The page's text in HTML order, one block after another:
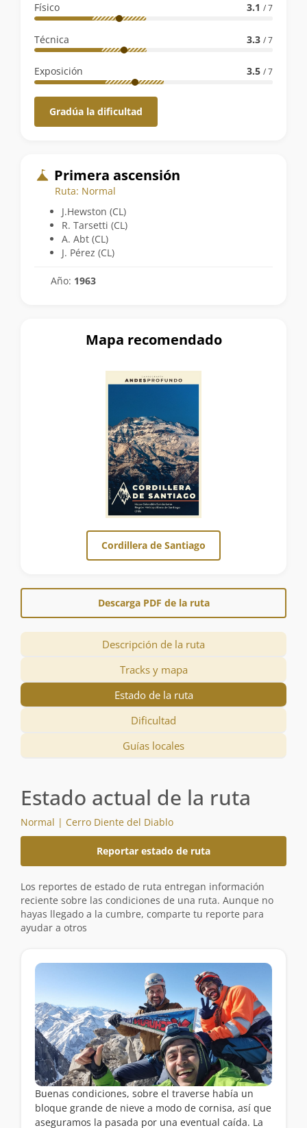
Físico 3.1 / 7
Técnica 3.3 / 7
Exposición 3.5 / 7
Gradúa la dificultad
Primera ascensión
Ruta: Normal
J.Hewston (CL)
R. Tarsetti (CL)
A. Abt (CL)
J. Pérez (CL)
Año: 1963
Mapa recomendado
Cordillera de Santiago
Descarga PDF de la ruta
Descripción de la ruta
Tracks y mapa
Estado de la ruta
Dificultad
Guías locales
Estado actual de la ruta
Normal | Cerro Diente del Diablo
Reportar estado de ruta
Los reportes de estado de ruta entregan información
reciente sobre las condiciones de una ruta. Aunque no
hayas llegado a la cumbre, comparte tu reporte para
ayudar a otros
Buenas condiciones, sobre el traverse había un
bloque grande de nieve a modo de cornisa, así que
aseguramos la pasada por una eventual caída. La